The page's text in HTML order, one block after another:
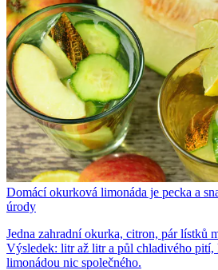
Domácí okurková limonáda je pecka a
úrody
Jedna zahradní okurka, citron, pár lístků
Výsledek: litr až litr a půl chladivého pití,
limonádou nic společného.